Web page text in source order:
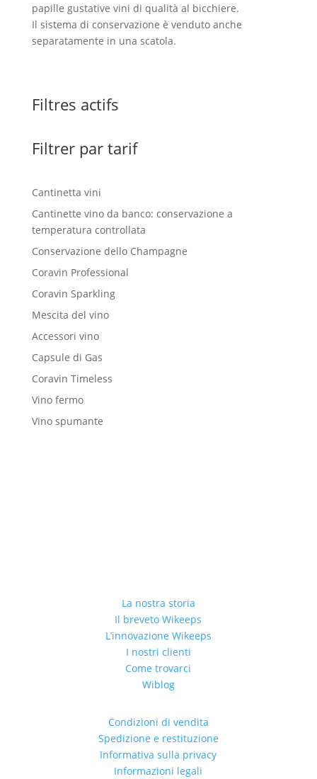
papille gustative vini di qualità al bicchiere.
Il sistema di conservazione è venduto anche
separatamente in una scatola.
Filtres actifs
Filtrer par tarif
Cantinetta vini
Cantinette vino da banco: conservazione a
temperatura controllata
Conservazione dello Champagne
Coravin Professional
Coravin Sparkling
Mescita del vino
Accessori vino
Capsule di Gas
Coravin Timeless
Vino fermo
Vino spumante
La nostra storia
Il breveto Wikeeps
L’innovazione Wikeeps
I nostri clienti
Come trovarci
Wiblog
Condizioni di vendita
Spedizione e restituzione
Informativa sulla privacy
Informazioni legali